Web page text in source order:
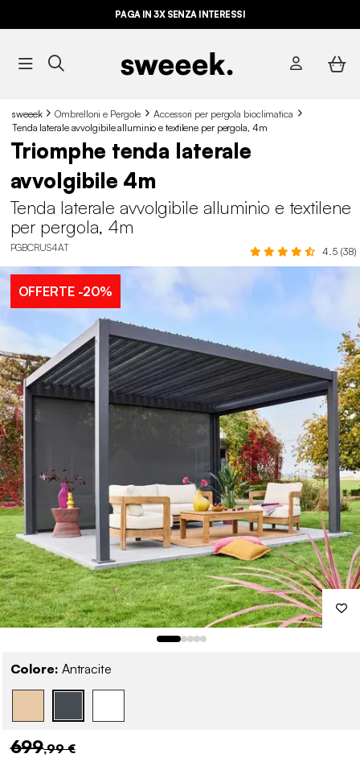
PAGA IN 3X SENZA INTERESSI
sweeek Ombrelloni e Pergole
Accessori per pergola bioclimatica
Tenda laterale avvolgibile alluminio e textilene per pergola, 4m
Triomphe tenda laterale
avvolgibile 4m
Tenda laterale avvolgibile alluminio e textilene
per pergola, 4m
PGBCRUS4AT 4.5 (38)
OFFERTE-20%
Colore: Antracite
699,99 €